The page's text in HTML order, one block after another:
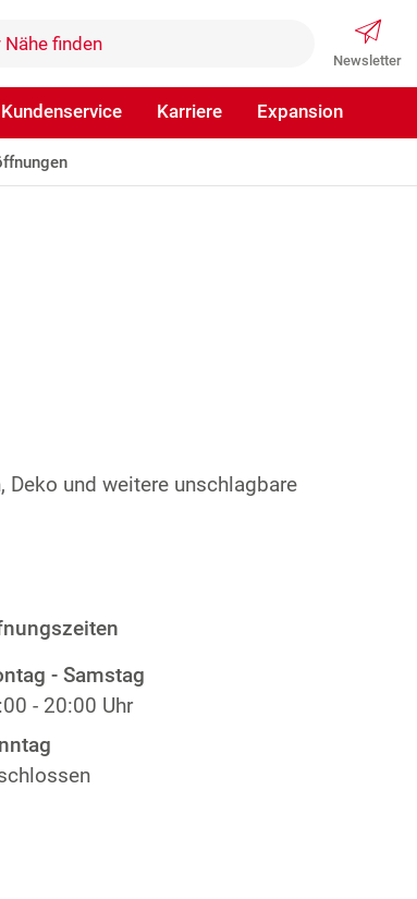
Newsletter
Kundenservice Karriere Expansion
und weitere unschlagbare
- Samstag
- 20:00 Uhr